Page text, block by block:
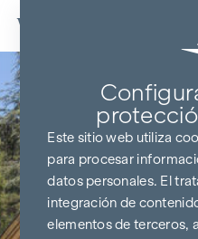
Ir al contenido
Volver
Este sitio web utiliza
para procesar
datos personales. El
integración de
elementos de terceros,